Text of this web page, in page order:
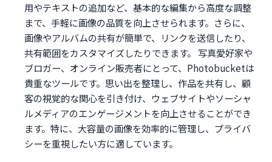
用やテキストの追加など、基本的な編集から高度な調整
まで、手軽に画像の品質を向上させられます。さらに、
画像やアルバムの共有が簡単で、リンクを送信したり、
共有範囲をカスタマイズしたりできます。 写真愛好家や
ブロガー、オンライン販売者にとって、Photobucketは
貴重なツールです。思い出を整理し、作品を共有し、顧
客の視覚的な関心を引き付け、ウェブサイトやソーシャ
ルメディアのエンゲージメントを向上させることができ
ます。特に、大容量の画像を効率的に管理し、プライバ
シーを重視したい方に適しています。